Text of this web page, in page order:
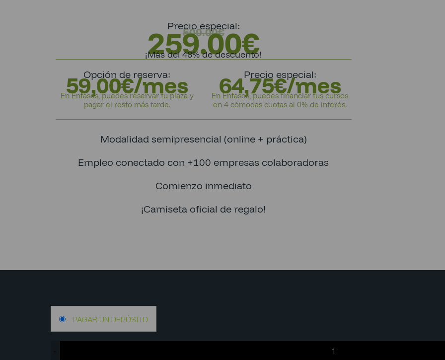
Precio especial:
500.00€
259.00€
¡Más del 48% de descuento!
Opción de reserva:
59,00€/mes
En Enfasos, puedes reservar tu plaza y
pagar el resto más tarde.
Precio especial:
64,75€/mes
En Enfasos, puedes financiar tus cursos
en 4 cómodas cuotas al 0% de interés.
Modalidad semipresencial (online + práctica)
Empleo conectado con +100 empresas colaboradoras
Comienzo inmediato
¡Camiseta oficial de regalo!
PAGAR UN DEPÓSITO
-